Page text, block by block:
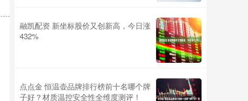
融凯配资 新坐标股价又创新高，今日涨
432%
点点金 恒温壶品牌排行榜前十名哪个牌
子好？材质温控安全性全维度测评！